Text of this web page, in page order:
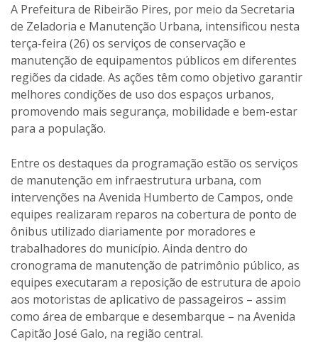
A Prefeitura de Ribeirão Pires, por meio da Secretaria
de Zeladoria e Manutenção Urbana, intensificou nesta
terça-feira (26) os serviços de conservação e
manutenção de equipamentos públicos em diferentes
regiões da cidade. As ações têm como objetivo garantir
melhores condições de uso dos espaços urbanos,
promovendo mais segurança, mobilidade e bem-estar
para a população.
Entre os destaques da programação estão os serviços
de manutenção em infraestrutura urbana, com
intervenções na Avenida Humberto de Campos, onde
equipes realizaram reparos na cobertura de ponto de
ônibus utilizado diariamente por moradores e
trabalhadores do município. Ainda dentro do
cronograma de manutenção de patrimônio público, as
equipes executaram a reposição de estrutura de apoio
aos motoristas de aplicativo de passageiros – assim
como área de embarque e desembarque – na Avenida
Capitão José Galo, na região central.